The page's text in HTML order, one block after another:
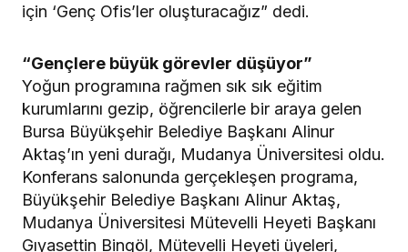
için ‘Genç Ofis’ler oluşturacağız” dedi.
“Gençlere büyük görevler düşüyor”
Yoğun programına rağmen sık sık eğitim
kurumlarını gezip, öğrencilerle bir araya gelen
Bursa Büyükşehir Belediye Başkanı Alinur
Aktaş’ın yeni durağı, Mudanya Üniversitesi oldu.
Konferans salonunda gerçekleşen programa,
Büyükşehir Belediye Başkanı Alinur Aktaş,
Mudanya Üniversitesi Mütevelli Heyeti Başkanı
Gıyasettin Bingöl, Mütevelli Heyeti üyeleri,